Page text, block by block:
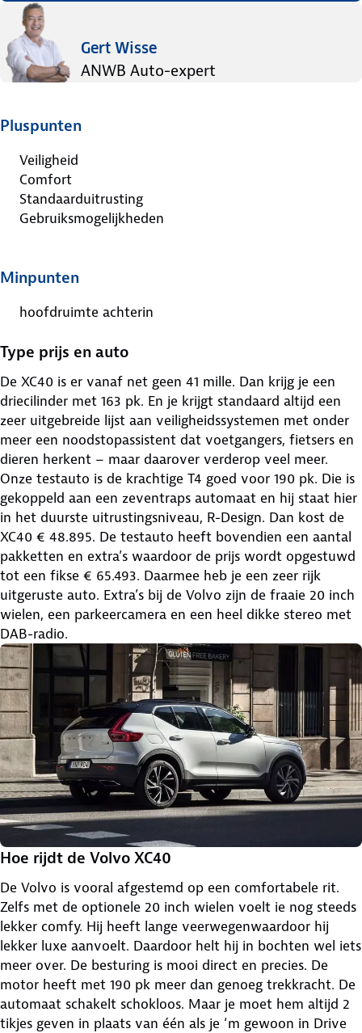
Gert Wisse
ANWB Auto-expert
Pluspunten
Veiligheid
Comfort
Standaarduitrusting
Gebruiksmogelijkheden
Minpunten
hoofdruimte achterin
Type prijs en auto
De XC40 is er vanaf net geen 41 mille. Dan krijg je een
driecilinder met 163 pk. En je krijgt standaard altijd een
zeer uitgebreide lijst aan veiligheidssystemen met onder
meer een noodstopassistent dat voetgangers, fietsers en
dieren herkent – maar daarover verderop veel meer.
Onze testauto is de krachtige T4 goed voor 190 pk. Die is
gekoppeld aan een zeventraps automaat en hij staat hier
in het duurste uitrustingsniveau, R-Design. Dan kost de
XC40 € 48.895. De testauto heeft bovendien een aantal
pakketten en extra’s waardoor de prijs wordt opgestuwd
tot een fikse € 65.493. Daarmee heb je een zeer rijk
uitgeruste auto. Extra’s bij de Volvo zijn de fraaie 20 inch
wielen, een parkeercamera en een heel dikke stereo met
DAB-radio.
Hoe rijdt de Volvo XC40
De Volvo is vooral afgestemd op een comfortabele rit.
Zelfs met de optionele 20 inch wielen voelt ie nog steeds
lekker comfy. Hij heeft lange veerwegenwaardoor hij
lekker luxe aanvoelt. Daardoor helt hij in bochten wel iets
meer over. De besturing is mooi direct en precies. De
motor heeft met 190 pk meer dan genoeg trekkracht. De
automaat schakelt schokloos. Maar je moet hem altijd 2
tikjes geven in plaats van één als je ‘m gewoon in Drive